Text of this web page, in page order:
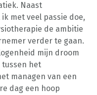
Naast
met veel passie doe,
de ambitie
verder te gaan.
mijn droom
tussen het
managen van een
dag een hoop